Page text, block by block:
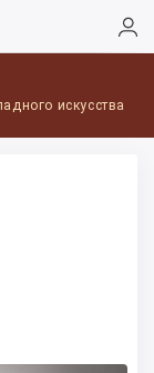
искусства